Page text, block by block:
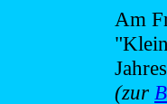
Am
(zur